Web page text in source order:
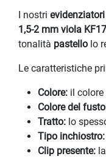
I nostri evidenziatori
1,5-2 mm viola
tonalità pastello lo
Le caratteristiche
Colore: il colore
Colore del
Tratto: lo
Tipo inchiostro:
Clip presente: